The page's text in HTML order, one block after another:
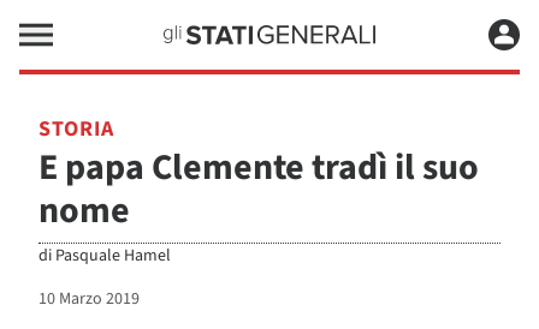
STORIA
E papa Clemente tradì il suo
nome
di Pasquale Hamel
10 Marzo 2019